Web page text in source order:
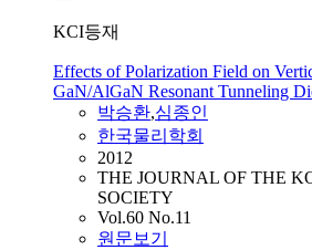
KCI등재
Effects of Polarization Field on
GaN/AlGaN Resonant Tunneling
박승환,심종인
한국물리학회
2012
THE JOURNAL OF THE
SOCIETY
Vol.60 No.11
원문보기